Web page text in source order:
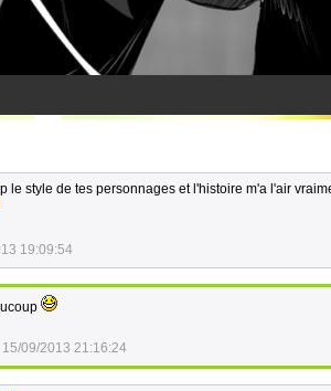
le style de tes personnages et l'histoire m'a l'air
19:09:54
15/09/2013 21:16:24